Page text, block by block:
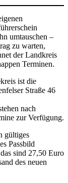
umtauschen –
zu warten,
der Landkreis
Terminen.
ist die
Straße 46
nach
zur Verfügung.
gültiges
Passbild
sind 27,50 Euro
des neuen